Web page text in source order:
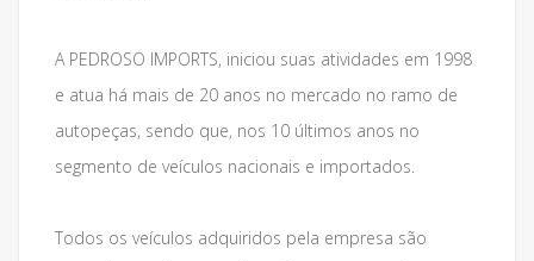
A PEDROSO IMPORTS, iniciou suas atividades em 1998
e atua há mais de 20 anos no mercado no ramo de
autopeças, sendo que, nos 10 últimos anos no
segmento de veículos nacionais e importados.
Todos os veículos adquiridos pela empresa são